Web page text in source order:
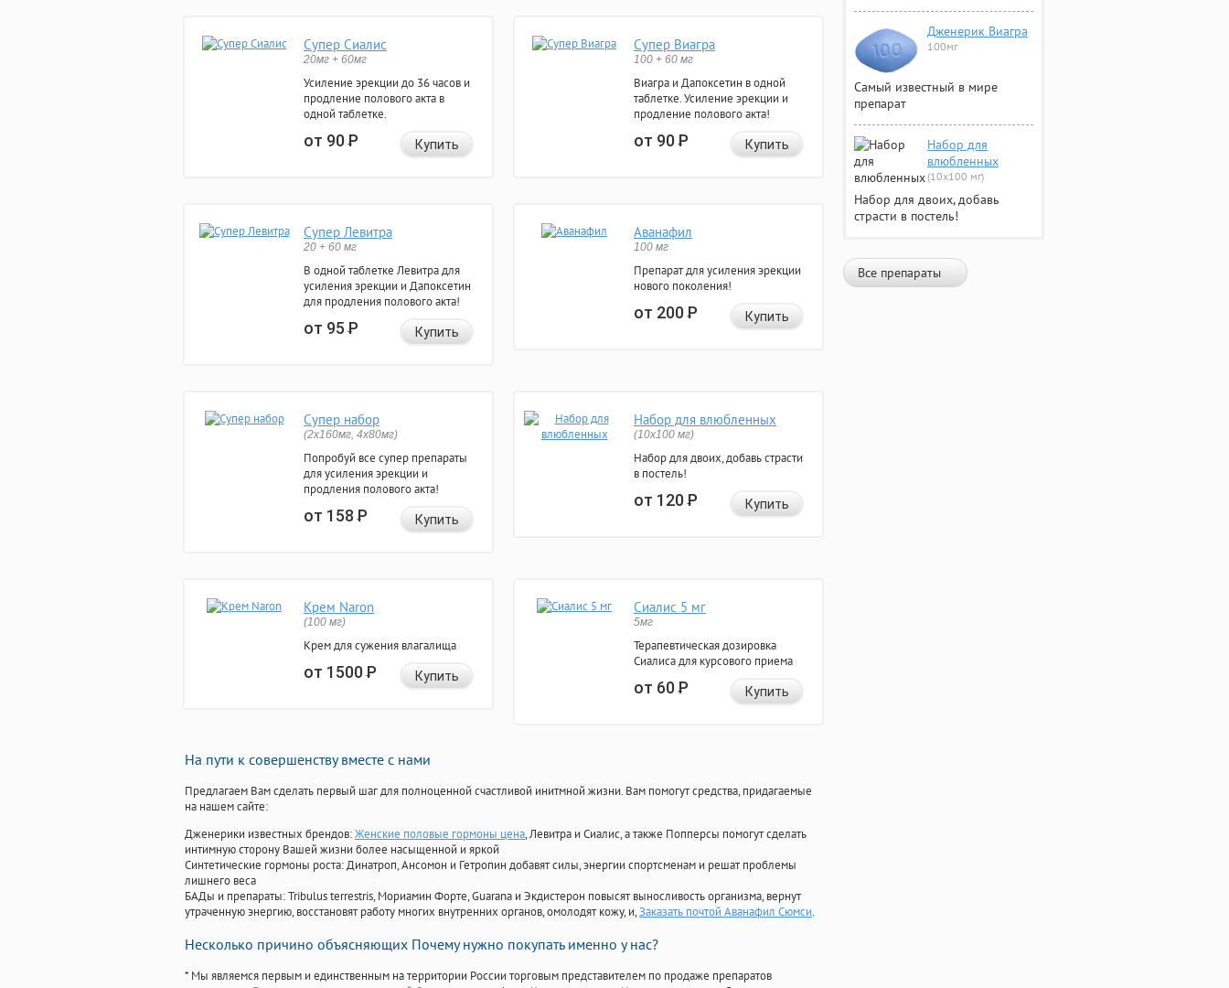
Супер Сиалис
20мг + 60мг
Усиление эрекции до 36 часов и
продление полового акта в
одной таблетке.
от 90Р Купить
Супер Виагра
100 + 60 мг
Виагра и Дапоксетин в одной
таблетке. Усиление эрекции и
продление полового акта!
от 90Р Купить
Супер Левитра
20 + 60 мг
В одной таблетке Левитра для
усиления эрекции и Дапоксетин
для продления полового акта!
от 95Р Купить
Аванафил
100 мг
Препарат для усиления эрекции
нового поколения!
от 200Р Купить
Супер набор
(2х160мг, 4х80мг)
Попробуй все супер препараты
для усиления эрекции и
продления полового акта!
от 158Р Купить
Набор для влюбленных
(10х100 мг)
Набор для двоих, добавь страсти
в постель!
от 120Р Купить
Крем Naron
(100 мг)
Крем для сужения влагалища
от 1500Р Купить
Сиалис 5 мг
5мг
Терапевтическая дозировка
Сиалиса для курсового приема
от 60Р Купить
На пути к совершенству вместе с нами
Предлагаем Вам сделать первый шаг для полноценной счастливой инитмной жизни. Вам помогут средства, придагаемые
на нашем сайте:
Дженерики известных брендов:Женские половые гормоны цена, Левитра и Сиалис, а также Попперсы помогут сделать
интимную сторону Вашей жизни более насыщенной и яркой
Синтетические гормоны роста: Динатроп, Ансомон и Гетропин добавят силы, энергии спортсменам и решат проблемы
лишнего веса
БАДы и препараты:Tribulus terrestris, Мориамин Форте, Guarana и Экдистерон повысят выносливость организма, вернут
утраченную энергию, восстановят работу многих внутренних органов, омолодят кожу, и,Заказать почтой Аванафил Сюмси.
Несколько причино объясняющих Почему нужно покупать именно у нас?
* Мы являемся первым и единственным на территории России торговым представителем по продаже препаратов
Дженерик Виагра
100мг
Самый известный в мире
препарат
Набор для
влюбленных
(10х100 мг)
Набор для двоих, добавь
страсти в постель!
Все препараты